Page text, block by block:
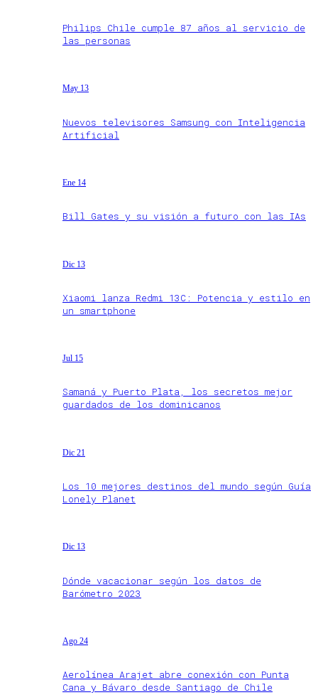
Philips Chile cumple 87 años al servicio de
las personas
May 13
Nuevos televisores Samsung con Inteligencia
Artificial
Ene 14
Bill Gates y su visión a futuro con las IAs
Dic 13
Xiaomi lanza Redmi 13C: Potencia y estilo en
un smartphone
Jul 15
Samaná y Puerto Plata, los secretos mejor
guardados de los dominicanos
Dic 21
Los 10 mejores destinos del mundo según Guía
Lonely Planet
Dic 13
Dónde vacacionar según los datos de
Barómetro 2023
Ago 24
Aerolínea Arajet abre conexión con Punta
Cana y Bávaro desde Santiago de Chile